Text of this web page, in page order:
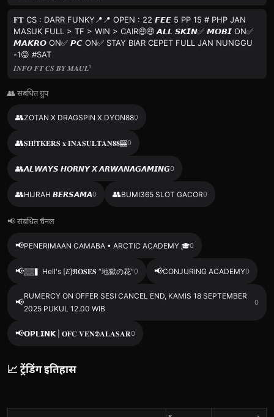
𝐅𝐓 CS : DARR FUNKY📍📍 OPEN : 22 𝙁𝙀𝙀 5 PP 15 # PHP JAN
MASUK FULL > TF > WIN > CAIR🤑🤑 𝘼𝙇𝙇 𝙎𝙆𝙄𝙉✅️ 𝙈𝙊𝘽𝙄 ON✅️
𝙈𝘼𝙆𝙍𝙊 ON✅️ 𝙋𝘾 ON✅️ STAY BIAR CEPET FULL JAN NUNGGU
-1😡 #SAT
𝑰𝑵𝑭𝑶 𝑭𝑻 𝑪𝑺 𝑩𝒀 𝑴𝑨𝑼𝑳¹
👥 संबंधित ग्रुप
👥ZOTAN X DRAGSPIN X DYON880
👥𝐒𝐇!𝐓𝐊𝐄𝐑𝐒 𝐱 𝐈𝐍𝐀𝐒𝐔𝐋𝐓𝐀𝐍𝟖𝟖🎰0
👥𝘼𝙇𝙒𝘼𝙔𝙎 𝙃𝙊𝙍𝙉𝙔 𝙓 𝘼𝙍𝙒𝘼𝙉𝘼𝙂𝘼𝙈𝙄𝙉𝙂0
👥HIJRAH 𝘽𝙀𝙍𝙎𝘼𝙈𝘼0 👥BUMI365 SLOT GACOR0
📢 संबंधित चैनल
📢PENERIMAAN CAMABA • ARCTIC ACADEMY 🎓0
📢▒▒▍Hell's [𝐸]𝕽𝐎𝐒𝐄𝐒 “地獄の花”0 📢CONJURING ACADEMY0
📢
RUMERCY ON OFFER SESI CANCEL END, KAMIS 18 SEPTEMBER
2025 PUKUL 12.00 WIB
0
📢𝗢𝗣𝗟𝗜𝗡𝗞 | 𝐎𝐅𝐂 𝐕𝐄𝐍𝕯𝐀𝐋𝐀𝐒𝐀𝐑0
📈 ट्रेंडिंग इतिहास